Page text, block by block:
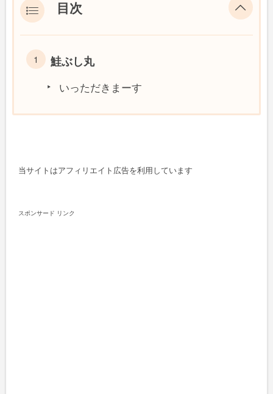
目次
鮭ぶし丸
いっただきまーす
当サイトはアフィリエイト広告を利用しています
スポンサード リンク